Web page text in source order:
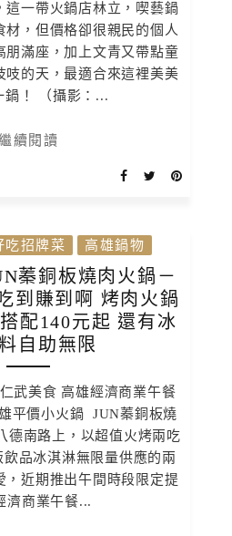
這一帶火鍋店林立，喫藝鍋
材，但價格卻很親民的個人
朋滿座，加上文青又帶點童
吱的天，最適合來這裡美美
鍋！ （攝影：...
續閱讀
吃招牌菜 高雄鍋物
蓁銅板燒肉火鍋－
到賺到啊 烤肉火鍋
配140元起 還有冰
自助無限
武美食 高雄經濟商業午餐
平價小火鍋 JUN蓁銅板燒
德南路上，以超值火烤兩吃
品冰淇淋無限量供應的兩
，近期推出午間時段限定提
濟商業午餐...